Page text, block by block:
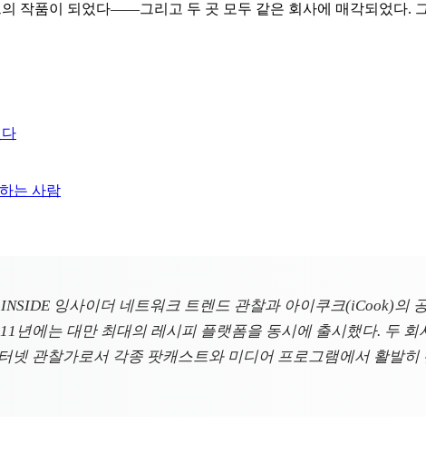
작품이 되었다——그리고 두 곳 모두 같은 회사에 매각되었다.
는 사람
잉사이더 네트워크 트렌드 관찰과 아이쿠크(iCook)의
년에는 대만 최대의 레시피 플랫폼을 동시에 출시했다. 두
관찰가로서 각종 팟캐스트와 미디어 프로그램에서 활발